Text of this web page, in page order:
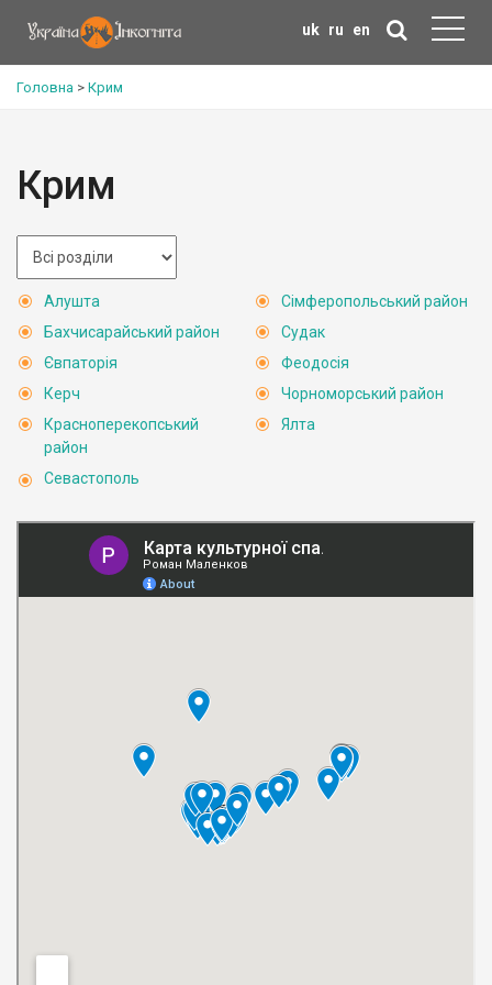
uk ru en
Головна > Крим
Крим
Алушта
Бахчисарайський район
Євпаторія
Керч
Красноперекопський
район
Севастополь
Сімферопольський район
Судак
Феодосія
Чорноморський район
Ялта